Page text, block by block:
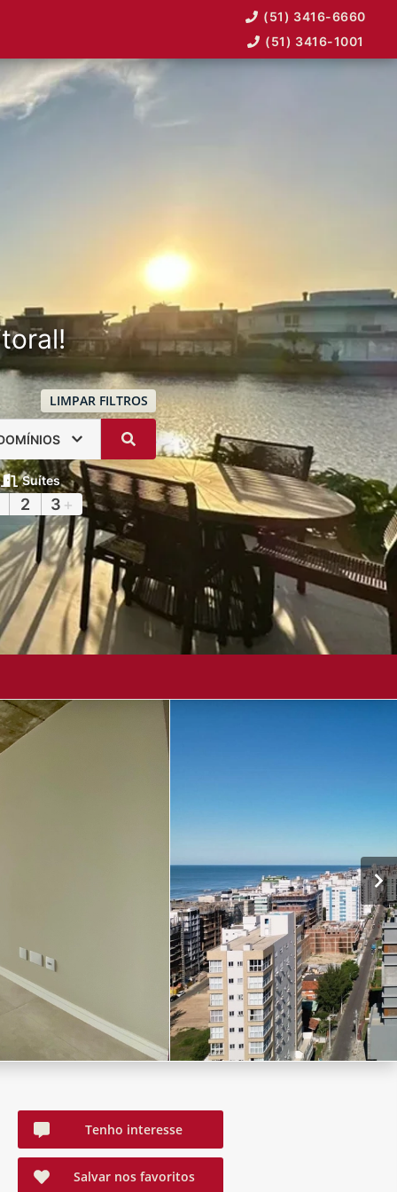
(51) 3416-6660
(51) 3416-1001
LIMPAR FILTROS
Suítes
2 3 +
Tenho interesse
Salvar nos favoritos